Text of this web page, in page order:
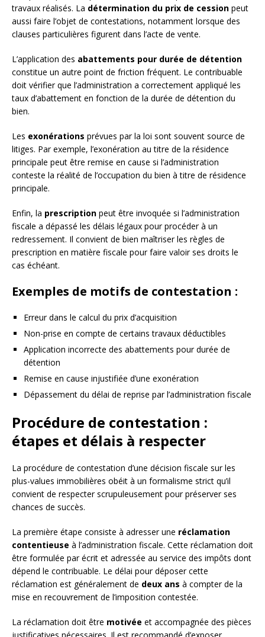
travaux réalisés. La détermination du prix de cession peut
aussi faire l’objet de contestations, notamment lorsque des
clauses particulières figurent dans l’acte de vente.
L’application des abattements pour durée de détention
constitue un autre point de friction fréquent. Le contribuable
doit vérifier que l’administration a correctement appliqué les
taux d’abattement en fonction de la durée de détention du
bien.
Les exonérations prévues par la loi sont souvent source de
litiges. Par exemple, l’exonération au titre de la résidence
principale peut être remise en cause si l’administration
conteste la réalité de l’occupation du bien à titre de résidence
principale.
Enfin, la prescription peut être invoquée si l’administration
fiscale a dépassé les délais légaux pour procéder à un
redressement. Il convient de bien maîtriser les règles de
prescription en matière fiscale pour faire valoir ses droits le
cas échéant.
Exemples de motifs de contestation :
Erreur dans le calcul du prix d’acquisition
Non-prise en compte de certains travaux déductibles
Application incorrecte des abattements pour durée de
détention
Remise en cause injustifiée d’une exonération
Dépassement du délai de reprise par l’administration fiscale
Procédure de contestation :
étapes et délais à respecter
La procédure de contestation d’une décision fiscale sur les
plus-values immobilières obéit à un formalisme strict qu’il
convient de respecter scrupuleusement pour préserver ses
chances de succès.
La première étape consiste à adresser une réclamation
contentieuse à l’administration fiscale. Cette réclamation doit
être formulée par écrit et adressée au service des impôts dont
dépend le contribuable. Le délai pour déposer cette
réclamation est généralement de deux ans à compter de la
mise en recouvrement de l’imposition contestée.
La réclamation doit être motivée et accompagnée des pièces